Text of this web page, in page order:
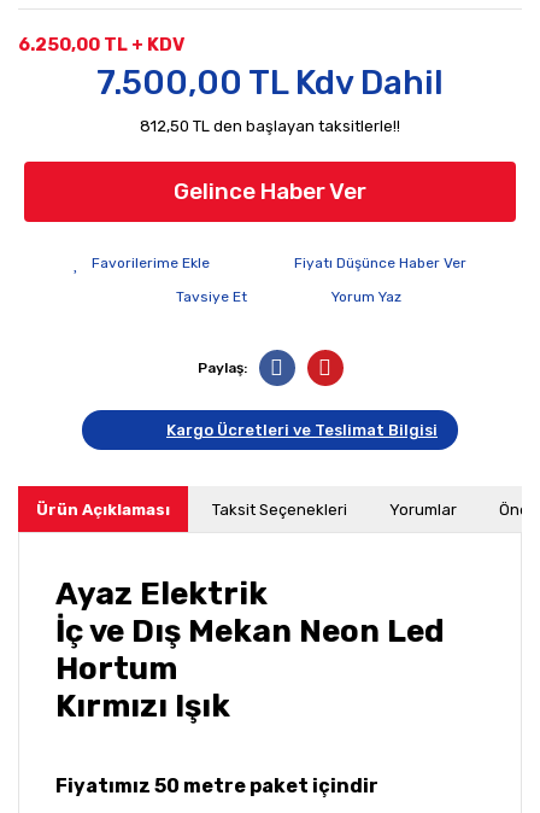
6.250,00 TL + KDV
7.500,00 TL Kdv Dahil
812,50 TL den başlayan taksitlerle!!
Gelince Haber Ver
Fiyatı Düşünce Haber Ver
Tavsiye Et
Yorum Yaz
Paylaş:
Kargo Ücretleri ve Teslimat Bilgisi
Ürün Açıklaması Taksit Seçenekleri Yorumlar
Ayaz Elektrik
İç ve Dış Mekan Neon Led
Hortum
Kırmızı Işık
Fiyatımız 50 metre paket içindir